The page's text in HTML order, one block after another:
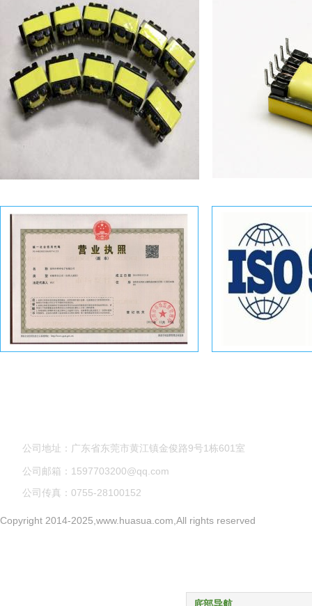
公司地址：广东省东莞市黄江镇金俊路9号1栋601室
公司邮箱：1597703200@qq.com
公司传真：0755-28100152
Copyright 2014-2025,www.huasua.com,All rights reserved